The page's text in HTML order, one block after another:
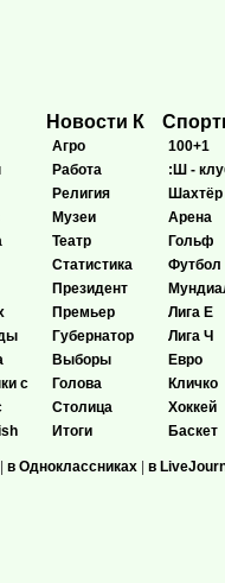
с
Новости К
Агро
Работа
Религия
Музеи
Театр
Статистика
Президент
Премьер
Губернатор
Выборы
Голова
Столица
Итоги
100+1
:Ш -
Шахтёр
Арена
Гольф
Футбол
Лига Е
Лига Ч
Евро
Кличко
Хоккей
Баскет
| в Одноклассниках | в